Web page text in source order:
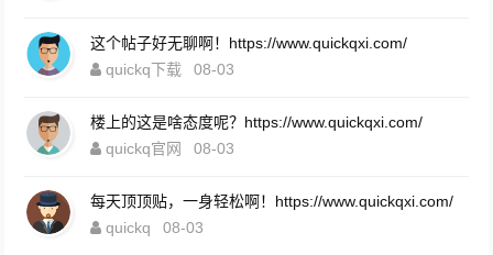
这个帖子好无聊啊！https://www.quickqxi.com/
quickq下载
08-03
楼上的这是啥态度呢？https://www.quickqxi.com/
quickq官网
08-03
每天顶顶贴，一身轻松啊！https://www.quickqxi.com/
quickq
08-03